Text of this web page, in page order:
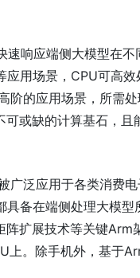
响应端侧大模型在
用场景，CPU可高
阶的应用场景，所需
或缺的计算基石，且
广泛应用于各类消费
备在端侧处理大模型
扩展技术等关键Arm
上。除手机外，基于